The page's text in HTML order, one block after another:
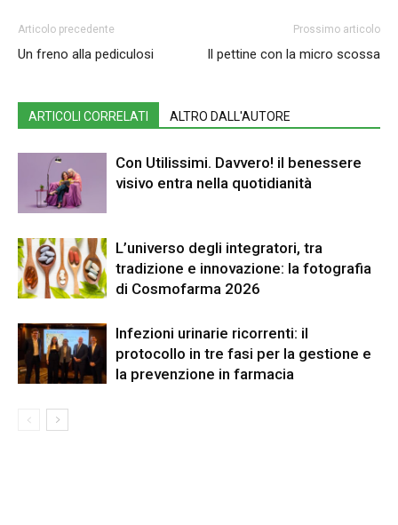
Articolo precedente
Un freno alla pediculosi
Prossimo articolo
Il pettine con la micro scossa
ARTICOLI CORRELATI ALTRO DALL'AUTORE
Con Utilissimi. Davvero! il benessere
visivo entra nella quotidianità
L’universo degli integratori, tra
tradizione e innovazione: la fotografia
di Cosmofarma 2026
Infezioni urinarie ricorrenti: il
protocollo in tre fasi per la gestione e
la prevenzione in farmacia